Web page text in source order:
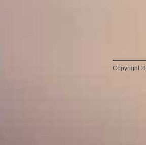
Copyright ©